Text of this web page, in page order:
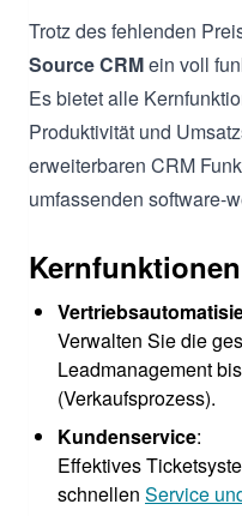
Trotz des fehlenden
Source CRMein voll
Es bietet alle
Produktivität und
erweiterbaren CRM
umfassenden software-
Verwalten Sie die
Leadmanagement
(Verkaufsprozess).
Kundenservice:
Effektives
schnellen Service